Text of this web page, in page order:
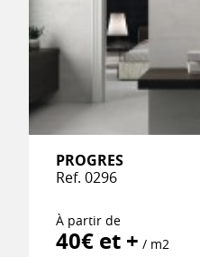
PROGRES
Ref. 0296
À partir de
40€ et + / m2